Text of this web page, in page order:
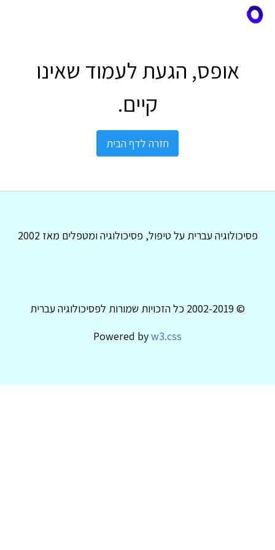
אופס, הגעת לעמוד שאינו
קיים.
חזרה לדף הבית
פסיכולוגיה עברית על טיפול, פסיכולוגיה ומטפלים מאז 2002
© 2002-2019 כל הזכויות שמורות לפסיכולוגיה עברית
Powered byw3.css